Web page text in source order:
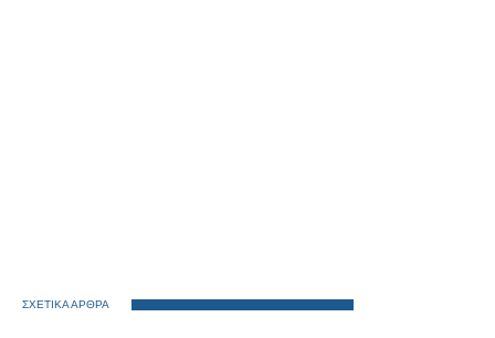
ΣΧΕΤΙΚΑ ΑΡΘΡΑ